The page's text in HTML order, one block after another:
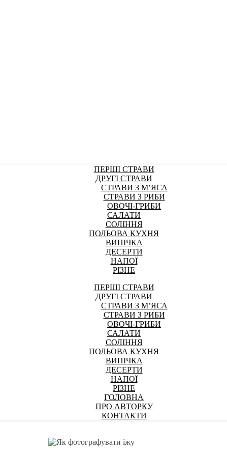
ПЕРШІ СТРАВИ
ДРУГІ СТРАВИ
СТРАВИ З М’ЯСА
СТРАВИ З РИБИ
ОВОЧІ-ГРИБИ
САЛАТИ
СОЛІННЯ
ПОЛЬОВА КУХНЯ
ВИПІЧКА
ДЕСЕРТИ
НАПОЇ
РІЗНЕ
ПЕРШІ СТРАВИ
ДРУГІ СТРАВИ
СТРАВИ З М’ЯСА
СТРАВИ З РИБИ
ОВОЧІ-ГРИБИ
САЛАТИ
СОЛІННЯ
ПОЛЬОВА КУХНЯ
ВИПІЧКА
ДЕСЕРТИ
НАПОЇ
РІЗНЕ
ГОЛОВНА
ПРО АВТОРКУ
КОНТАКТИ